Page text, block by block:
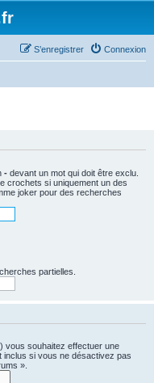
Connexion
S’enregistrer
- devant un mot qui doit être exclu.
crochets si uniquement un des
joker pour des recherches
partielles.
vous souhaitez effectuer une
si vous ne désactivez pas
».